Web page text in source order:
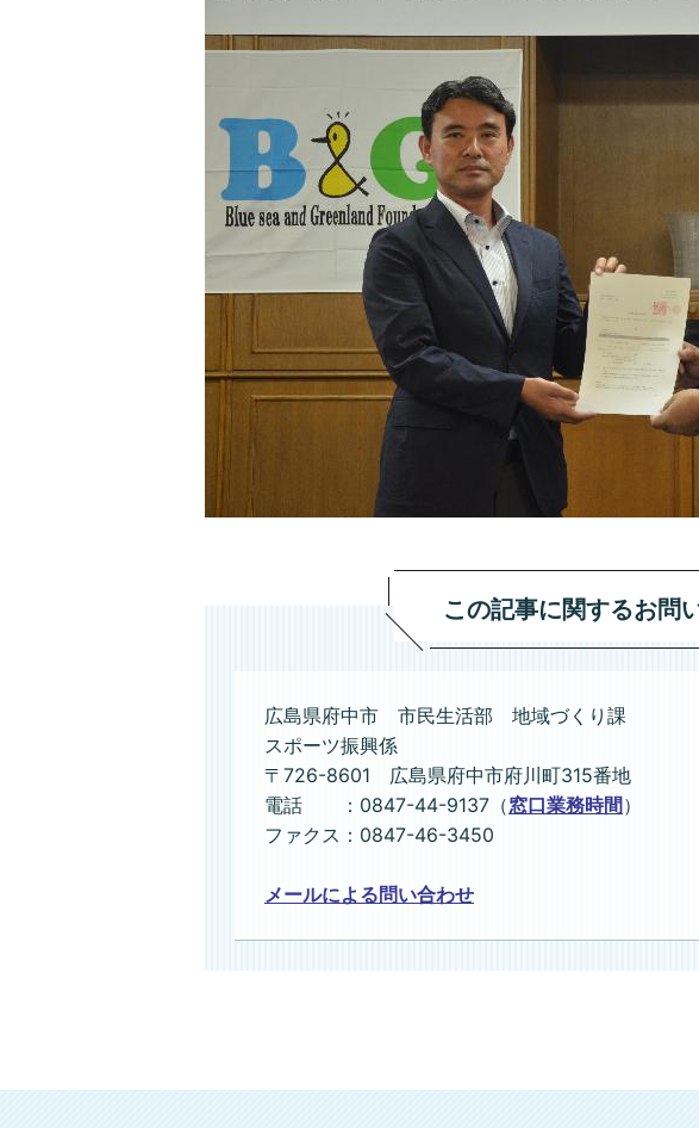
この記事に関するお問
広島県府中市 市民生活部 地域づくり課
スポーツ振興係
〒726-8601 広島県府中市府川町315番地
電話 ：0847-44-9137（窓口業務時間）
ファクス：0847-46-3450
メールによる問い合わせ